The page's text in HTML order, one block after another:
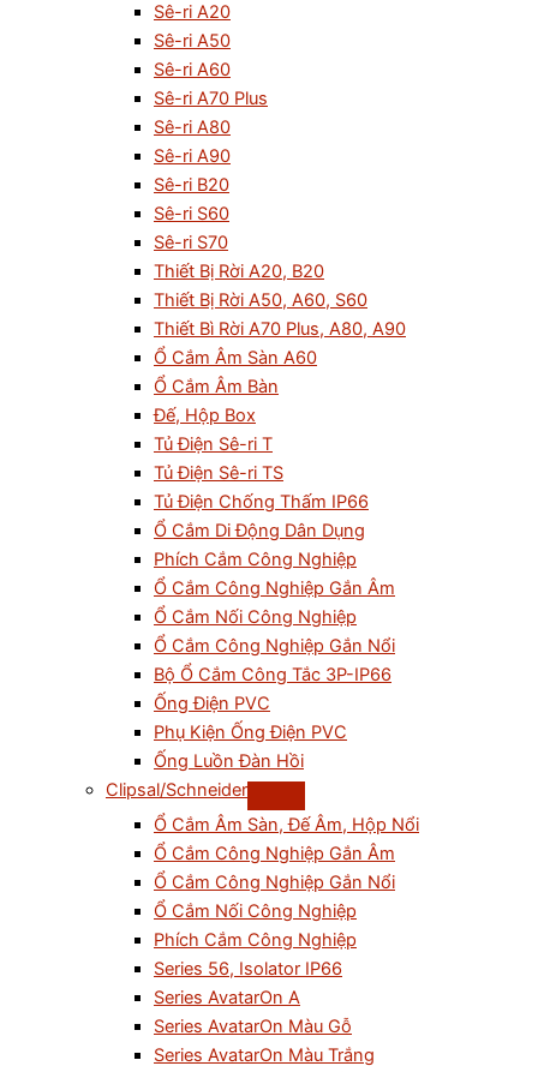
Sê-ri A20
Sê-ri A50
Sê-ri A60
Sê-ri A70 Plus
Sê-ri A80
Sê-ri A90
Sê-ri B20
Sê-ri S60
Sê-ri S70
Thiết Bị Rời A20, B20
Thiết Bị Rời A50, A60, S60
Thiết Bì Rời A70 Plus, A80, A90
Ổ Cắm Âm Sàn A60
Ổ Cắm Âm Bàn
Đế, Hộp Box
Tủ Điện Sê-ri T
Tủ Điện Sê-ri TS
Tủ Điện Chống Thấm IP66
Ổ Cắm Di Động Dân Dụng
Phích Cắm Công Nghiệp
Ổ Cắm Công Nghiệp Gắn Âm
Ổ Cắm Nối Công Nghiệp
Ổ Cắm Công Nghiệp Gắn Nổi
Bộ Ổ Cắm Công Tắc 3P-IP66
Ống Điện PVC
Phụ Kiện Ống Điện PVC
Ống Luồn Đàn Hồi
Clipsal/Schneider
Ổ Cắm Âm Sàn, Đế Âm, Hộp Nổi
Ổ Cắm Công Nghiệp Gắn Âm
Ổ Cắm Công Nghiệp Gắn Nổi
Ổ Cắm Nối Công Nghiệp
Phích Cắm Công Nghiệp
Series 56, Isolator IP66
Series AvatarOn A
Series AvatarOn Màu Gỗ
Series AvatarOn Màu Trắng